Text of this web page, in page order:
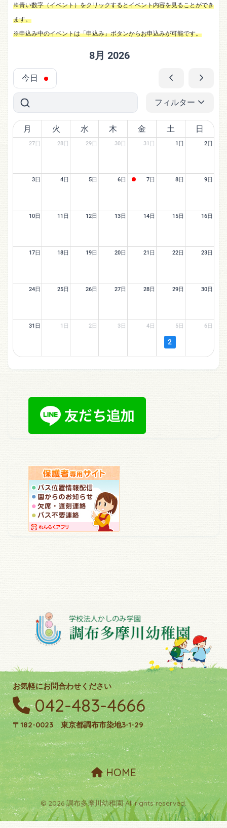
※青い数字（イベント）をクリックするとイベント内容を見ることができ
ます。
※申込み中のイベントは「申込み」ボタンからお申込みが可能です。
今日
8月 2026
フィルター
月 火 水 木 金 土 日
27日 28日 29日 30日 31日 1日 2日
3日 4日 5日 6日 7日 8日 9日
10日 11日 12日 13日 14日 15日 16日
17日 18日 19日 20日 21日 22日 23日
24日 25日 26日 27日 28日 29日 30日
31日 1日 2日 3日 4日 5日
2
6日
お気軽にお問合わせください
042-483-4666
〒182-0023 東京都調布市染地3-1-29
HOME
© 2026 調布多摩川幼稚園 All rights reserved.